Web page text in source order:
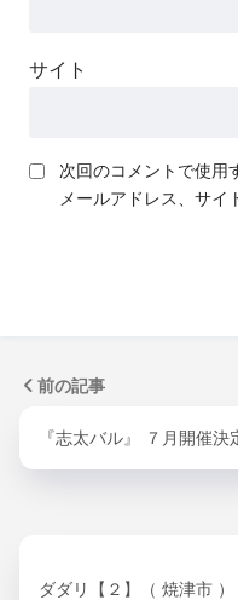
サイト
次回のコメントで使用
メールアドレス、サイ
前の記事
『志太バル』 ７月開催
ダダリ【２】（ 焼津市